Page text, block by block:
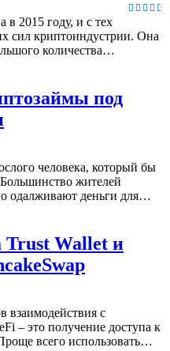
в 2015 году, и с тех
сил криптоиндустрии. Она
количества…
под
человека, который бы
жителей
одалживают деньги для…
Trust Wallet и
взаимодействия с
– это получение доступа к
всего использовать…